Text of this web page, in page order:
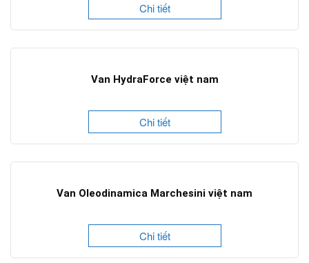
Chi tiết
Van HydraForce việt nam
Chi tiết
Van Oleodinamica Marchesini việt nam
Chi tiết